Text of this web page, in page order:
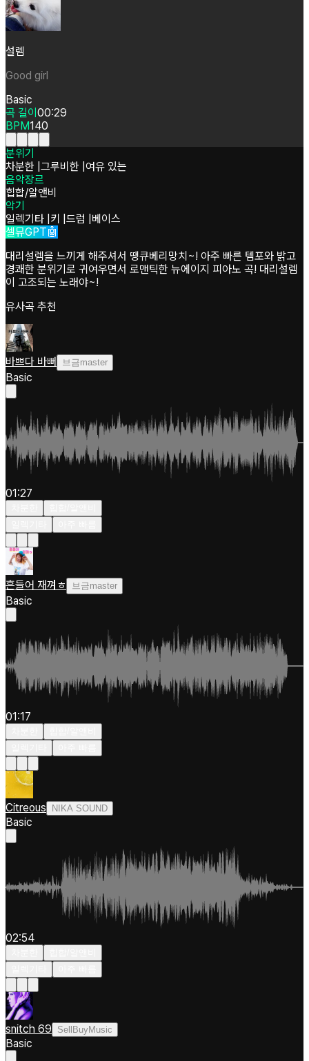
설렘
Good girl
Basic
곡 길이 00:29
BPM140
분위기
차분한 그루비한 여유 있는
음악장르
힙합/알앤비
악기
일렉기타 키 드럼
베이스
셀뮤GPT🤖
대리설렘을 느끼게 해주셔서 땡큐베리망치~! 아주 빠른 템포와 밝고
경쾌한 분위기로 귀여우면서 로맨틱한 뉴에이지 피아노 곡! 대리설렘
이 고조되는 노래야~!
유사곡 추천
바쁘다 바뻐 브금master
Basic
01:27
흔들어 재껴ㅎ 브금master
Basic
01:17
Citreous NIKA SOUND
Basic
02:54
snitch 69 SellBuyMusic
Basic